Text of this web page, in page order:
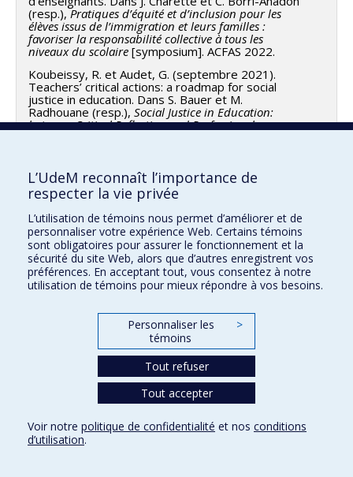
(resp.),Pratiques d’équité et d’inclusion pour les
élèves issus de l’immigration et leurs familles :
favoriser la responsabilité collective à tous les
niveaux du scolaire [symposium]. ACFAS 2022.
Koubeissy, R. et Audet, G. (septembre 2021).
Teachers’ critical actions: a roadmap for social
justice in education. Dans S. Bauer et M.
Radhouane (resp.), Social Justice in Education:
between Critical Reflection and Professional
Conférences:
Koubeissy, R. (mai 2024, conférence d’ouverture).
Enjeux liés à l’éducation inclusive. Colloque
Internationale en Éducation « Formation et
profession enseignante », École Normale
Supérieure à Casablanca, Université Hassan II –
Laboratoire Multidisciplinaire des Sciences de
l'Éducation et de l'Ingénierie de Formation
(LMSEIF).
l’inclusion au cœur des stages en formation à
l’enseignement : partage d’expériences de
Conférence-midi #12 | CRI-
JaDE (crijade.com)
Koubeissy, R., Montesano, G et Jamgotchian, M.
Perceptions des enseignantes et des
enseignants à l’égard de l’inclusion scolaire et leurs
diversité ethnoculturelle au primaire
[communication orale]. Midi-conférence du
L’UdeM reconnaît l’importance de
respecter la vie privée
L’utilisation de témoins nous permet d’améliorer et de
personnaliser votre expérience Web. Certains témoins
sont obligatoires pour assurer le fonctionnement et la
sécurité du site Web, alors que d’autres enregistrent vos
préférences. En acceptant tout, vous consentez à notre
utilisation de témoins pour mieux répondre à vos besoins.
Personnaliser les
témoins
>
Tout refuser
Tout accepter
Voir notre politique de confidentialité et nos conditions
d’utilisation.